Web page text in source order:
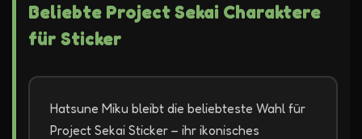
Beliebte Project Sekai Charaktere
für Sticker
Hatsune Miku bleibt die beliebteste Wahl für
Project Sekai Sticker – ihr ikonisches